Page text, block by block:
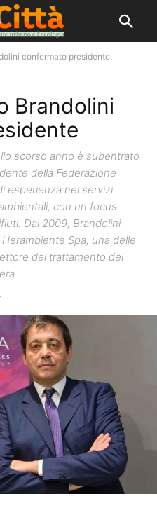
confermato presidente
Brandolini
scorso anno è subentrato
della Federazione
esperienza nei servizi
con un focus
Dal 2009, Brandolini
Spa, una delle
del trattamento dei